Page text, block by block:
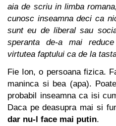
aia de scriu in limba
cunosc inseamna deci ca
sunt eu de liberal sau
speranta de-a mai
virtutea faptului ca de la
Fie Ion, o persoana fizica.
maninca si bea (apa).
probabil inseamna ca isi
Daca pe deasupra mai si
dar nu-l face mai putin.